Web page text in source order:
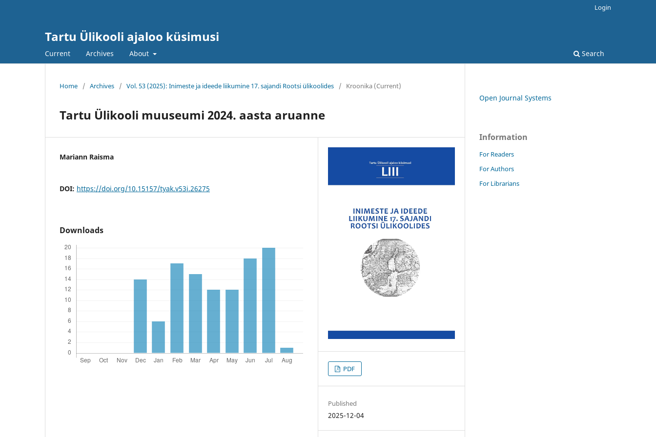
Tartu Ülikooli ajaloo küsimusi
Current Archives About Search
Login
Home / Archives / Vol. 53 (2025): Inimeste ja ideede liikumine 17. sajandi Rootsi ülikoolides / Kroonika (Current)
Tartu Ülikooli muuseumi 2024. aasta aruanne
Mariann Raisma
DOI: https://doi.org/10.15157/tyak.v53i.26275
Downloads
PDF
Published
2025-12-04
Open Journal Systems
Information
For Readers
For Authors
For Librarians